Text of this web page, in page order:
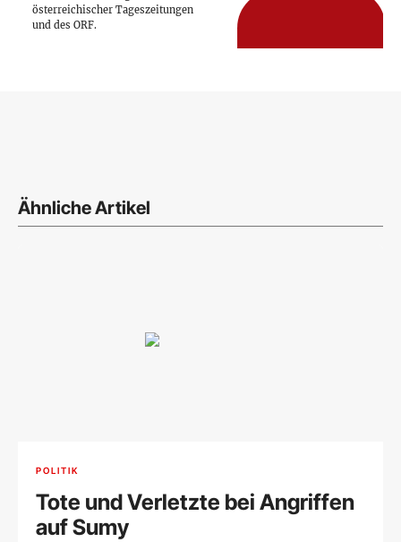
österreichischer Tageszeitungen
und des ORF.
Ähnliche Artikel
POLITIK
Tote und Verletzte bei Angriffen
auf Sumy